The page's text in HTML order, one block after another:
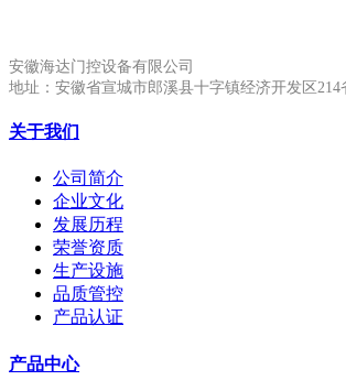
安徽海达门控设备有限公司
地址：安徽省宣城市郎溪县十字镇经济开发区214
关于我们
公司简介
企业文化
发展历程
荣誉资质
生产设施
品质管控
产品认证
产品中心